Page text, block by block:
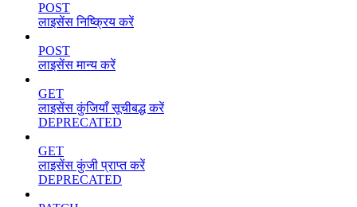
POST
लाइसेंस निष्क्रिय करें
POST
लाइसेंस मान्य करें
GET
लाइसेंस कुंजियाँ सूचीबद्ध करें
DEPRECATED
GET
लाइसेंस कुंजी प्राप्त करें
DEPRECATED